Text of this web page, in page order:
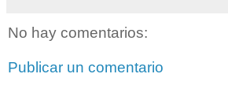
No hay comentarios:
Publicar un comentario